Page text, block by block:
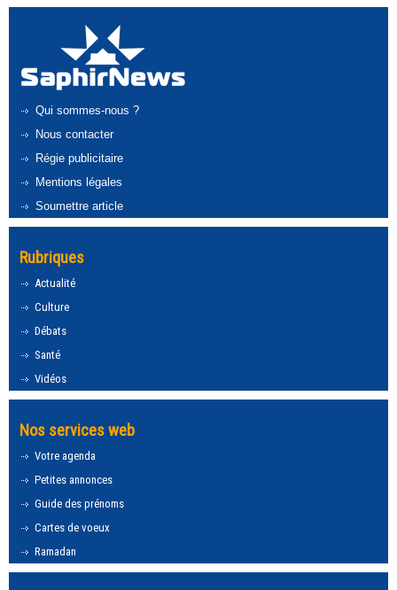
Qui sommes-nous ?
Nous contacter
Régie publicitaire
Mentions légales
Soumettre article
Rubriques
Actualité
Culture
Débats
Santé
Vidéos
Nos services web
Votre agenda
Petites annonces
Guide des prénoms
Cartes de voeux
Ramadan